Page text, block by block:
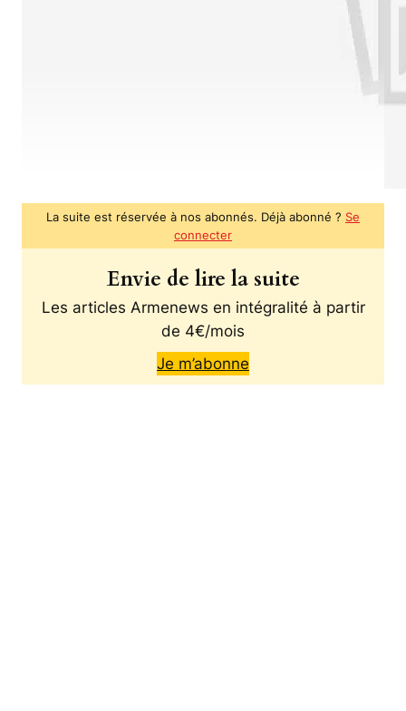
La suite est réservée à nos abonnés. Déjà abonné ? Se
connecter
Envie de lire la suite
Les articles Armenews en intégralité à partir
de 4€/mois
Je m’abonne